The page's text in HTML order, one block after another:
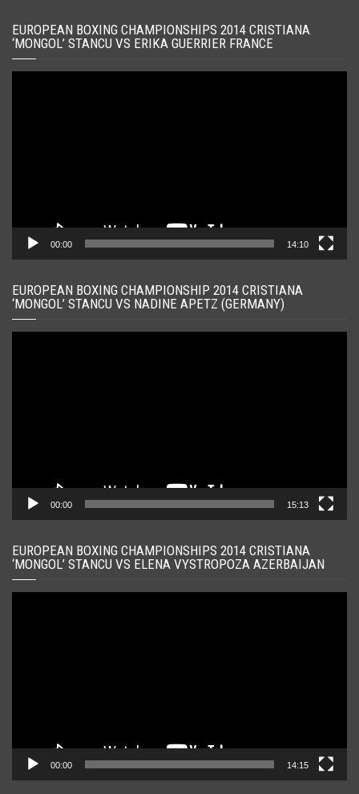
EUROPEAN BOXING CHAMPIONSHIPS 2014 CRISTIANA
‘MONGOL’ STANCU VS ERIKA GUERRIER FRANCE
00:00 14:10
EUROPEAN BOXING CHAMPIONSHIP 2014 CRISTIANA
‘MONGOL’ STANCU VS NADINE APETZ (GERMANY)
00:00 15:13
EUROPEAN BOXING CHAMPIONSHIPS 2014 CRISTIANA
‘MONGOL’ STANCU VS ELENA VYSTROPOZA AZERBAIJAN
00:00 14:15